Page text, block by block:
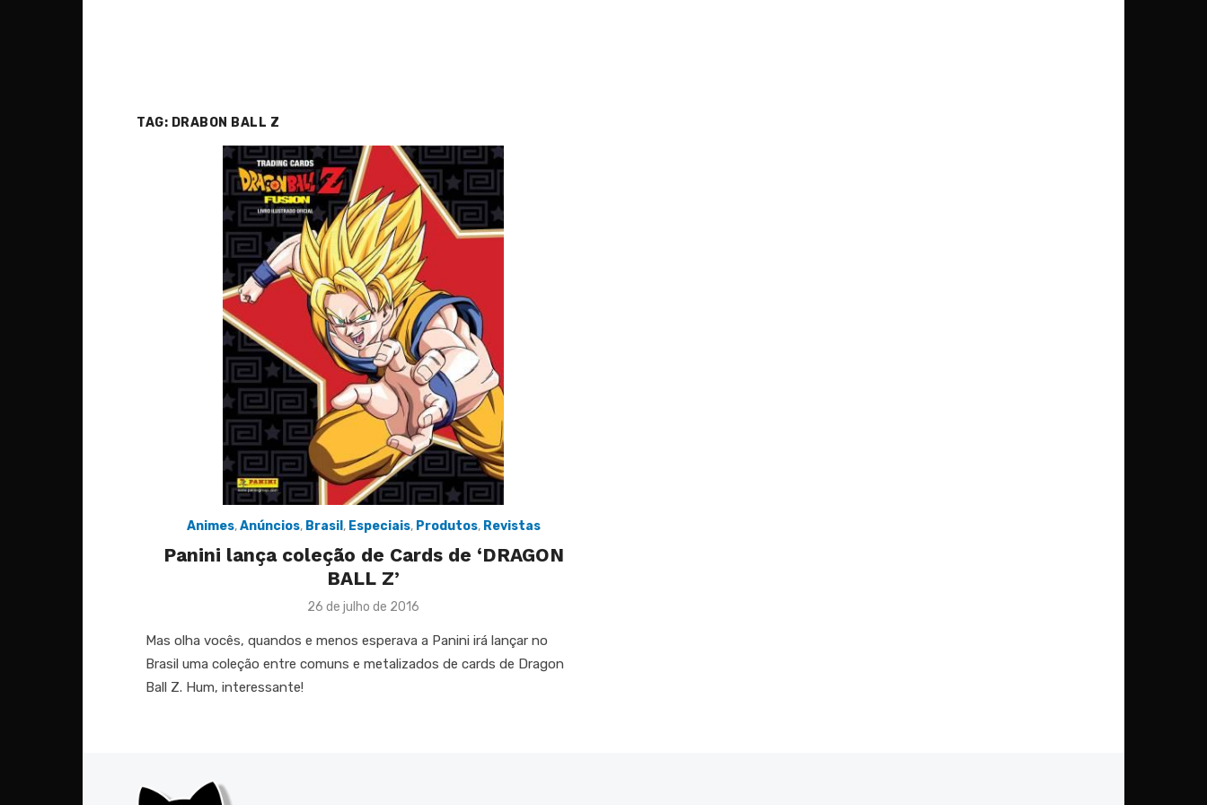
TAG: DRABON BALL Z
Animes,Anúncios, Brasil , Especiais, Produtos, Revistas
Panini lança coleção de Cards de ‘DRAGON
BALL Z’
Posted
26 de julho de 2016
Mas olha vocês, quandos e menos esperava a Panini irá lançar no
Brasil uma coleção entre comuns e metalizados de cards de Dragon
Ball Z. Hum, interessante!